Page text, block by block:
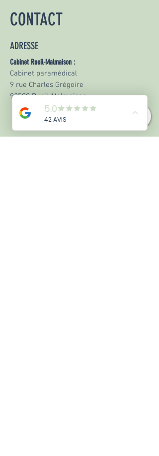
CONTACT
ADRESSE
Cabinet Rueil-Malmaison :
Cabinet paramédical
9 rue Charles Grégoire
92500 Rueil-Malmaison